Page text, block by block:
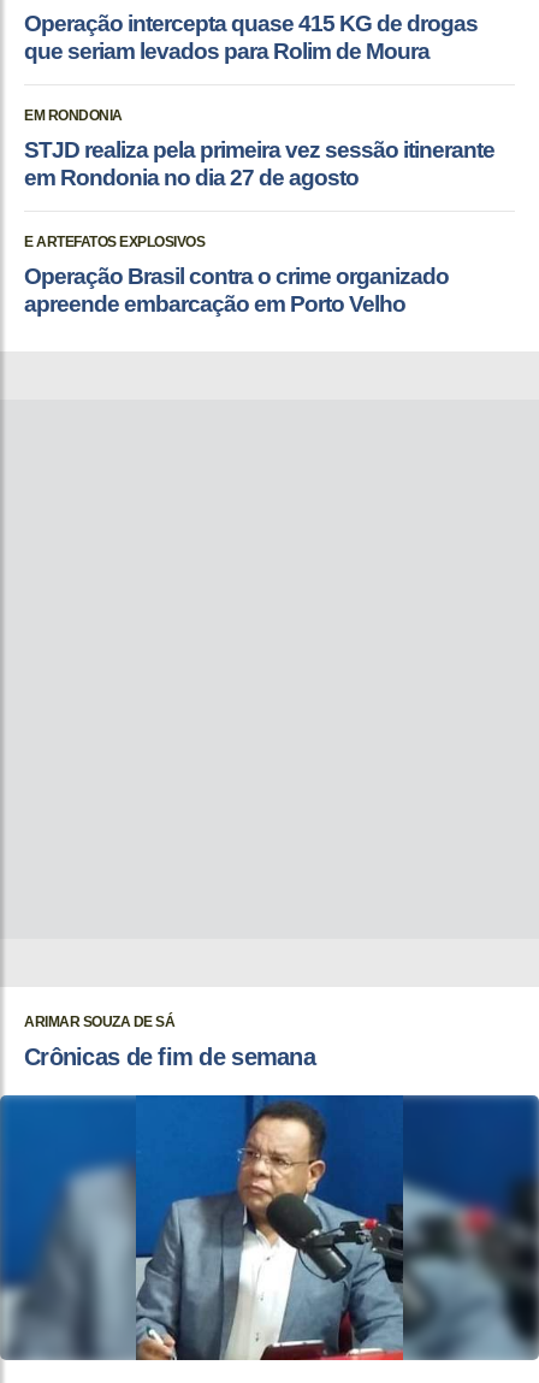
Operação intercepta quase 415 KG de drogas
que seriam levados para Rolim de Moura
EM RONDONIA
STJD realiza pela primeira vez sessão itinerante
em Rondonia no dia 27 de agosto
E ARTEFATOS EXPLOSIVOS
Operação Brasil contra o crime organizado
apreende embarcação em Porto Velho
ARIMAR SOUZA DE SÁ
Crônicas de fim de semana